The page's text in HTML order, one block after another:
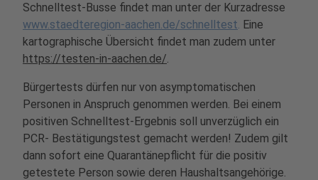
Schnelltest-Busse findet man unter der Kurzadresse
www.staedteregion-aachen.de/schnelltest. Eine
kartographische Übersicht findet man zudem unter
https://testen-in-aachen.de/.
Bürgertests dürfen nur von asymptomatischen
Personen in Anspruch genommen werden. Bei einem
positiven Schnelltest-Ergebnis soll unverzüglich ein
PCR- Bestätigungstest gemacht werden! Zudem gilt
dann sofort eine Quarantänepflicht für die positiv
getestete Person sowie deren Haushaltsangehörige.